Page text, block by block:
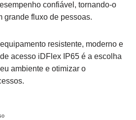
confiável, tornando-o
grande fluxo de pessoas.
resistente, moderno e
acesso iDFlex IP65 é a escolha
ambiente e otimizar o